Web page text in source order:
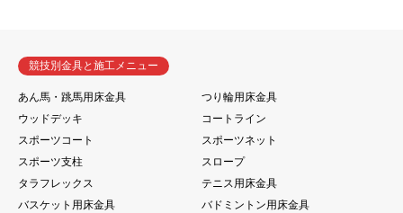
競技別金具と施工メニュー
あん馬・跳馬用床金具
つり輪用床金具
ウッドデッキ
コートライン
スポーツコート
スポーツネット
スポーツ支柱
スロープ
タラフレックス
テニス用床金具
バスケット用床金具
バドミントン用床金具